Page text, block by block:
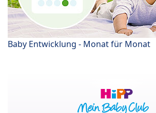
Baby Entwicklung - Monat für Monat